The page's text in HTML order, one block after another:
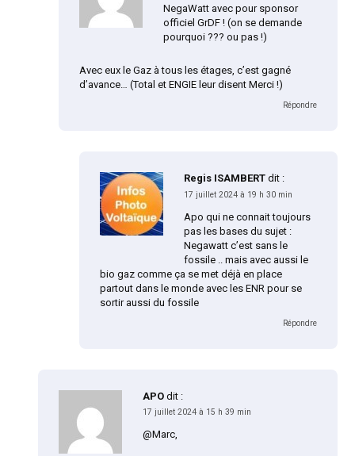
NegaWatt avec pour sponsor
officiel GrDF ! (on se demande
pourquoi ??? ou pas !)
Avec eux le Gaz à tous les étages, c’est gagné
d’avance… (Total et ENGIE leur disent Merci !)
Répondre
Regis ISAMBERT dit :
17 juillet 2024 à 19 h 30 min
Apo qui ne connait toujours
pas les bases du sujet :
Negawatt c’est sans le
fossile .. mais avec aussi le
bio gaz comme ça se met déjà en place
partout dans le monde avec les ENR pour se
sortir aussi du fossile
Répondre
APO dit :
17 juillet 2024 à 15 h 39 min
@Marc,